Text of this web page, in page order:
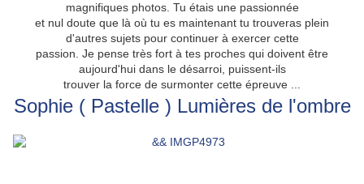
magnifiques photos. Tu étais une passionnée
et nul doute que là où tu es maintenant tu trouveras plein
d'autres sujets pour continuer à exercer cette
passion. Je pense très fort à tes proches qui doivent être
aujourd'hui dans le désarroi, puissent-ils
trouver la force de surmonter cette épreuve ...
Sophie ( Pastelle ) Lumières de l'ombre